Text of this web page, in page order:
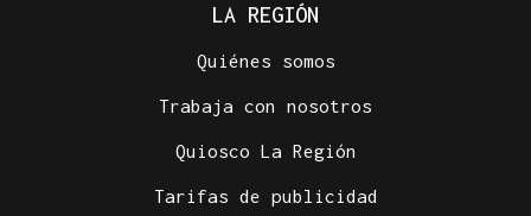
LA REGIÓN
Quiénes somos
Trabaja con nosotros
Quiosco La Región
Tarifas de publicidad